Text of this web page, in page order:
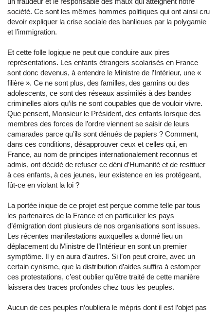
société. Ce sont les mêmes hommes politiques qui ont ainsi cru
devoir expliquer la crise sociale des banlieues par la polygamie
et l’immigration.
Et cette folle logique ne peut que conduire aux pires
représentations. Les enfants étrangers scolarisés en France
sont donc devenus, à entendre le Ministre de l’Intérieur, une «
filière ». Ce ne sont plus, des familles, des gamins ou des
adolescents, ce sont des réseaux assimilés à des bandes
criminelles alors qu’ils ne sont coupables que de vouloir vivre.
Que pensent, Monsieur le Président, des enfants lorsque des
membres des forces de l’ordre viennent se saisir de leurs
camarades parce qu’ils sont dénués de papiers ? Comment,
dans ces conditions, désapprouver ceux et celles qui, en
France, au nom de principes internationalement reconnus et
admis, ont décidé de refuser ce déni d’Humanité et de restituer
à ces enfants, à ces jeunes, leur existence en les protégeant,
fût-ce en violant la loi ?
La portée inique de ce projet est perçue comme telle par tous
les partenaires de la France et en particulier les pays
d’émigration dont plusieurs de nos organisations sont issues.
Les récentes manifestations auxquelles a donné lieu un
déplacement du Ministre de l’Intérieur en sont un premier
symptôme. Il y en aura d’autres. Si l’on peut croire, avec un
certain cynisme, que la distribution d’aides suffira à estomper
ces protestations, c’est oublier qu’être traité de cette manière
laissera des traces profondes chez tous les peuples.
Aucun de ces peuples n’oubliera le mépris dont il est l’objet pas